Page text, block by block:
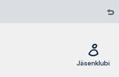
Jäsenklubi